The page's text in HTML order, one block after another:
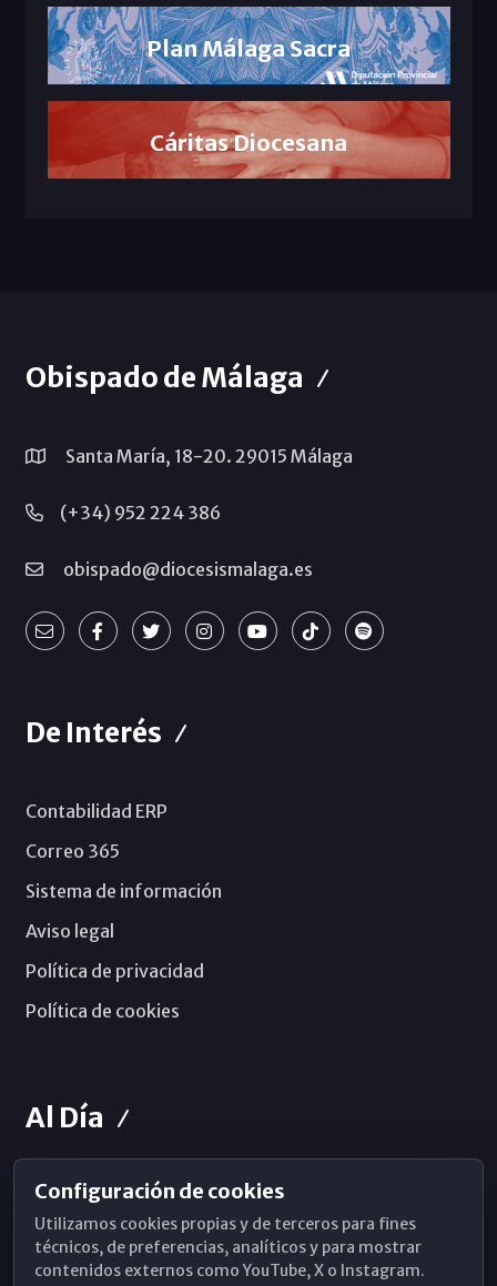
Plan Málaga Sacra
Cáritas Diocesana
Obispado de Málaga
Santa María, 18-20. 29015 Málaga
(+34) 952 224 386
obispado@diocesismalaga.es
De Interés
Contabilidad ERP
Correo 365
Sistema de información
Aviso legal
Política de privacidad
Política de cookies
Al Día
Horarios de Misa
Hemeroteca
WhatsApp
Configuración de cookies
Utilizamos cookies propias y de terceros para fines
técnicos, de preferencias, analíticos y para mostrar
contenidos externos como YouTube, X o Instagram.